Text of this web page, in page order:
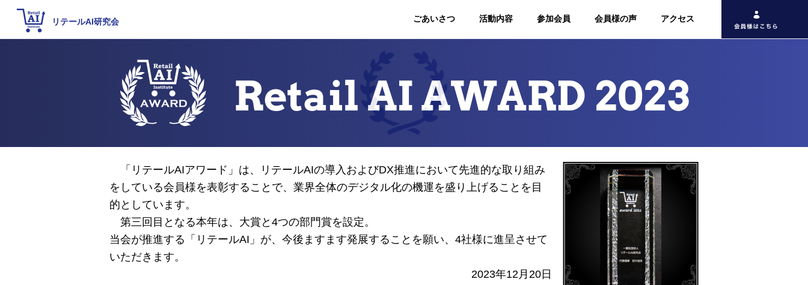
リテールAI研究会 ごあいさつ 活動内容 参加会員 会員様の声 アクセス
「リテールAIアワード」は、リテールAIの導入およびDX推進において先進的な取り組み
をしている会員様を表彰することで、業界全体のデジタル化の機運を盛り上げることを目
的としています。
第三回目となる本年は、大賞と4つの部門賞を設定。
当会が推進する「リテールAI」が、今後ますます発展することを願い、4社様に進呈させて
いただきます。
2023年12月20日